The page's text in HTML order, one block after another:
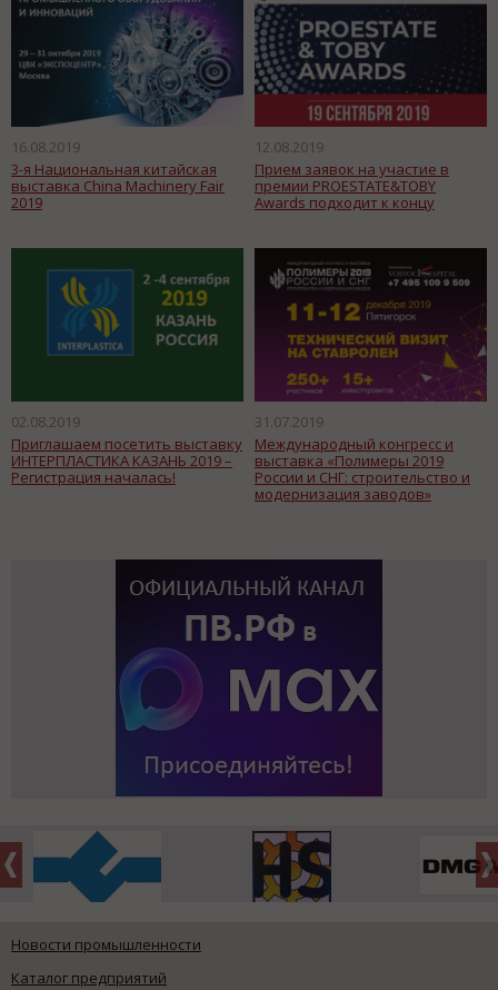
16.08.2019
3-я Национальная китайская
выставка China Machinery Fair
2019
12.08.2019
Прием заявок на участие в
премии PROESTATE&TOBY
Awards подходит к концу
02.08.2019
Приглашаем посетить выставку
ИНТЕРПЛАСТИКА КАЗАНЬ 2019 –
Регистрация началась!
31.07.2019
Международный конгресс и
выставка «Полимеры 2019
России и СНГ: строительство и
модернизация заводов»
Новости промышленности
Каталог предприятий